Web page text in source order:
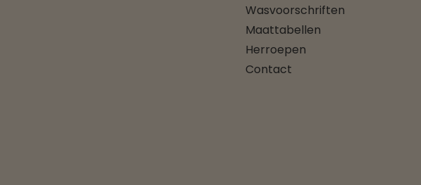
Wasvoorschriften
Maattabellen
Herroepen
Contact